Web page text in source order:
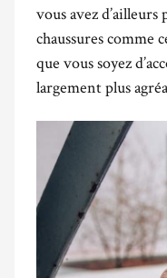
vous avez
chaussures comme
que vous soyez
largement plus